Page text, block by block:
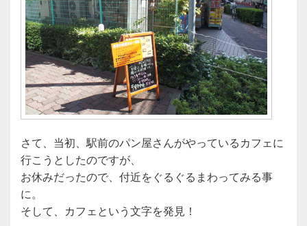
さて、当初、駅前のパン屋さんがやっているカフェに
行こうとしたのですが、
お休みだったので、付近をぐるぐるまわってみる事
に。
そして、カフェという文字を発見！